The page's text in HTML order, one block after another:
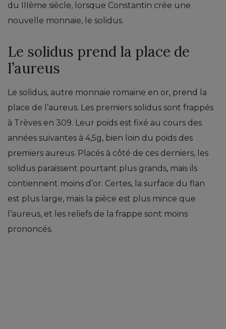
du IIIème siècle, lorsque Constantin crée une
nouvelle monnaie, le solidus.
Le solidus prend la place de
l’aureus
Le solidus, autre monnaie romaine en or, prend la
place de l’aureus. Les premiers solidus sont frappés
à Trèves en 309. Leur poids est fixé au cours des
années suivantes à 4,5g, bien loin du poids des
premiers aureus. Placés à côté de ces derniers, les
solidus paraissent pourtant plus grands, mais ils
contiennent moins d’or. Certes, la surface du flan
est plus large, mais la pièce est plus mince que
l’aureus, et les reliefs de la frappe sont moins
prononcés.